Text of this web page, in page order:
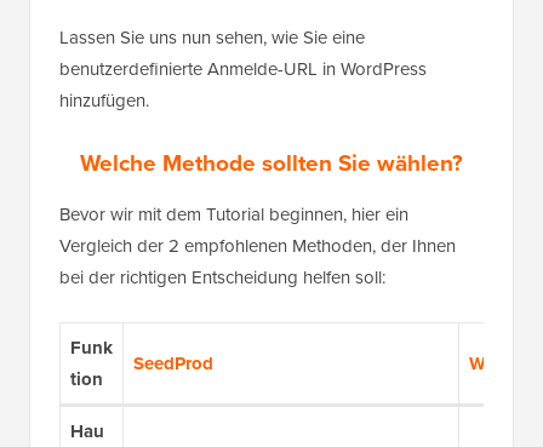
Lassen Sie uns nun sehen, wie Sie eine
benutzerdefinierte Anmelde-URL in WordPress
hinzufügen.
Welche Methode sollten Sie wählen?
Bevor wir mit dem Tutorial beginnen, hier ein
Vergleich der 2 empfohlenen Methoden, der Ihnen
bei der richtigen Entscheidung helfen soll:
Funk
tion
SeedProd WPS
Hau